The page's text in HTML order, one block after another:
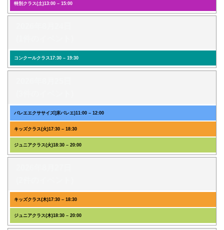
特別クラス(土)13:00 – 15:00
コンクールクラス17:30 – 19:30
バレエエクササイズ(床バレエ)11:00 – 12:00
キッズクラス(火)17:30 – 18:30
ジュニアクラス(火)18:30 – 20:00
キッズクラス(木)17:30 – 18:30
ジュニアクラス(木)18:30 – 20:00